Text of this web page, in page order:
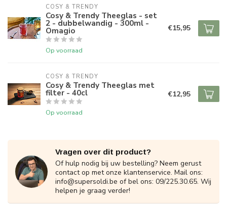
COSY & TRENDY
Cosy & Trendy Theeglas - set
2 - dubbelwandig - 300ml -
Omagio
Op voorraad
€15,95
COSY & TRENDY
Cosy & Trendy Theeglas met
filter - 40cl
Op voorraad
€12,95
Vragen over dit product?
Of hulp nodig bij uw bestelling? Neem gerust
contact op met onze klantenservice. Mail ons:
info@supersoldi.be of bel ons: 09/225.30.65. Wij
helpen je graag verder!